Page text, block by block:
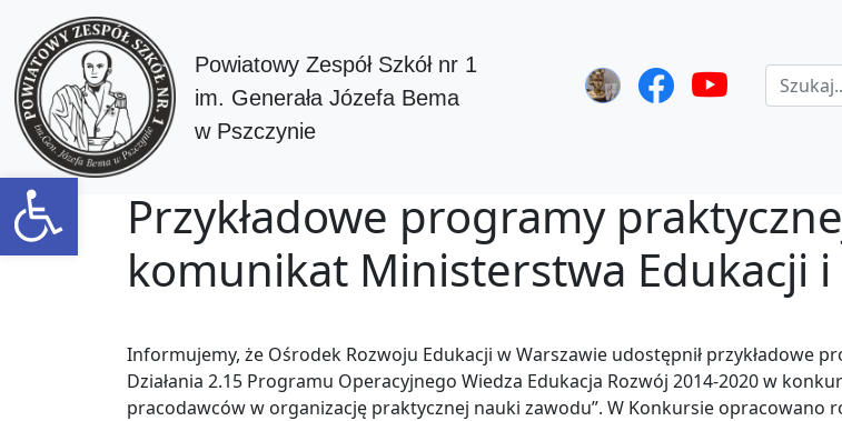
Otwórz pasek narzędzi
Powiatowy Zespół Szkół nr 1
im. Generała Józefa Bema
w Pszczynie
Przykładowe programy
komunikat Ministerstwa Edukacji
Informujemy, że Ośrodek Rozwoju Edukacji w Warszawie udostępnił przykładowe programy praktycznej nauki zawodu, opracowane w ramach
Działania 2.15 Programu Operacyjnego Wiedza Edukacja Rozwój 2014-2020 w
pracodawców w organizację praktycznej nauki zawodu”. W Konkursie opracowano